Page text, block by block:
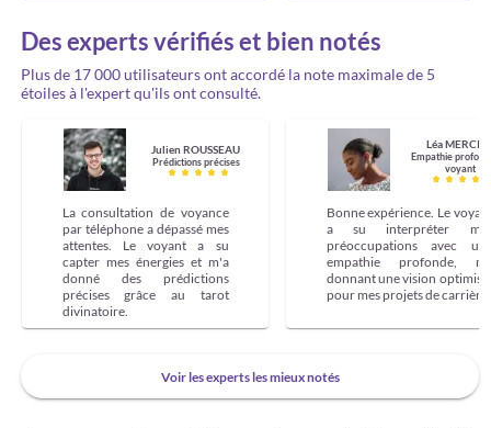
Des experts vérifiés et bien notés
Plus de 17 000 utilisateurs ont accordé la note maximale de 5
étoiles à l'expert qu'ils ont consulté.
Julien ROUSSEAU
Prédictions précises
La consultation de voyance
par téléphone a dépassé mes
attentes. Le voyant a su
capter mes énergies et m'a
donné des prédictions
précises grâce au tarot
divinatoire.
Léa
Empathie
voyant
Bonne expérience. Le
a su interpréter
préoccupations avec
empathie profonde,
donnant une vision
pour mes projets de carrière.
Voir les experts les mieux notés